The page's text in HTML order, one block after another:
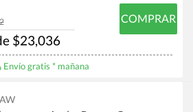
$23,036
COMPRAR
Envío gratis * mañana